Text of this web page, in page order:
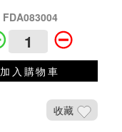
FDA083004
加入購物車
收藏